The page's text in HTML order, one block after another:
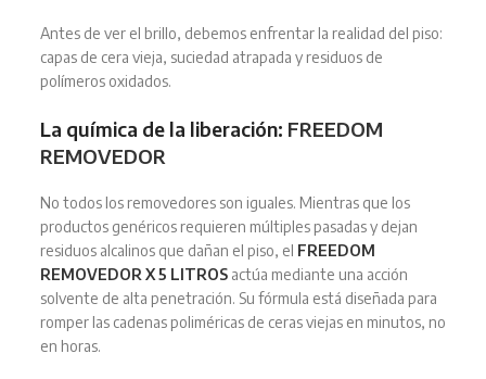
Antes de ver el brillo, debemos enfrentar la realidad del piso:
capas de cera vieja, suciedad atrapada y residuos de
polímeros oxidados.
La química de la liberación: FREEDOM
REMOVEDOR
No todos los removedores son iguales. Mientras que los
productos genéricos requieren múltiples pasadas y dejan
residuos alcalinos que dañan el piso, el FREEDOM
REMOVEDOR X 5 LITROSactúa mediante una acción
solvente de alta penetración. Su fórmula está diseñada para
romper las cadenas poliméricas de ceras viejas en minutos, no
en horas.